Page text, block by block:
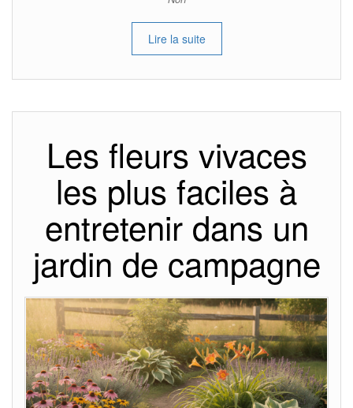
Lire la suite
Les fleurs vivaces
les plus faciles à
entretenir dans un
jardin de campagne